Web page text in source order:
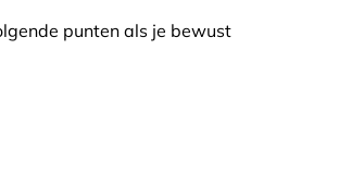
punten als je bewust